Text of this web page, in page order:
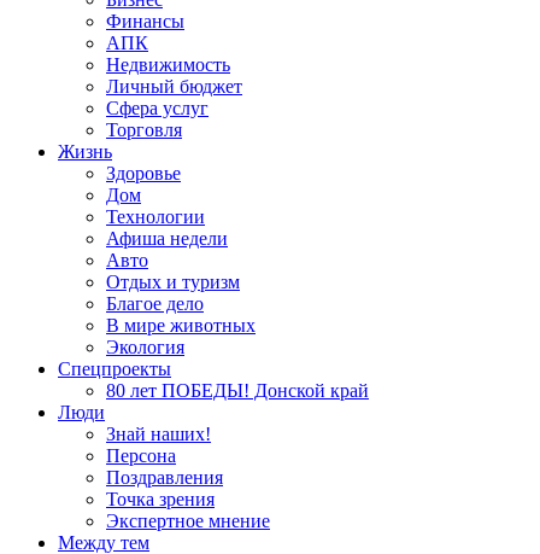
Финансы
АПК
Недвижимость
Личный бюджет
Сфера услуг
Торговля
Жизнь
Здоровье
Дом
Технологии
Афиша недели
Авто
Отдых и туризм
Благое дело
В мире животных
Экология
Спецпроекты
80 лет ПОБЕДЫ! Донской край
Люди
Знай наших!
Персона
Поздравления
Точка зрения
Экспертное мнение
Между тем